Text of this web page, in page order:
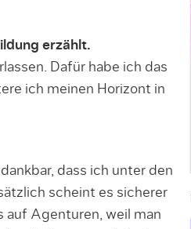
erzählt.
Dafür habe ich das
ich meinen Horizont in
dass ich unter den
scheint es siche­rer
auf Agenturen, weil man